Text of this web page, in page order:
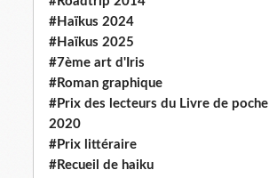
#Haïkus 2024
#Haïkus 2025
#7ème art d'Iris
#Roman graphique
#Prix des lecteurs du Livre de poche
2020
#Prix littéraire
#Recueil de haiku